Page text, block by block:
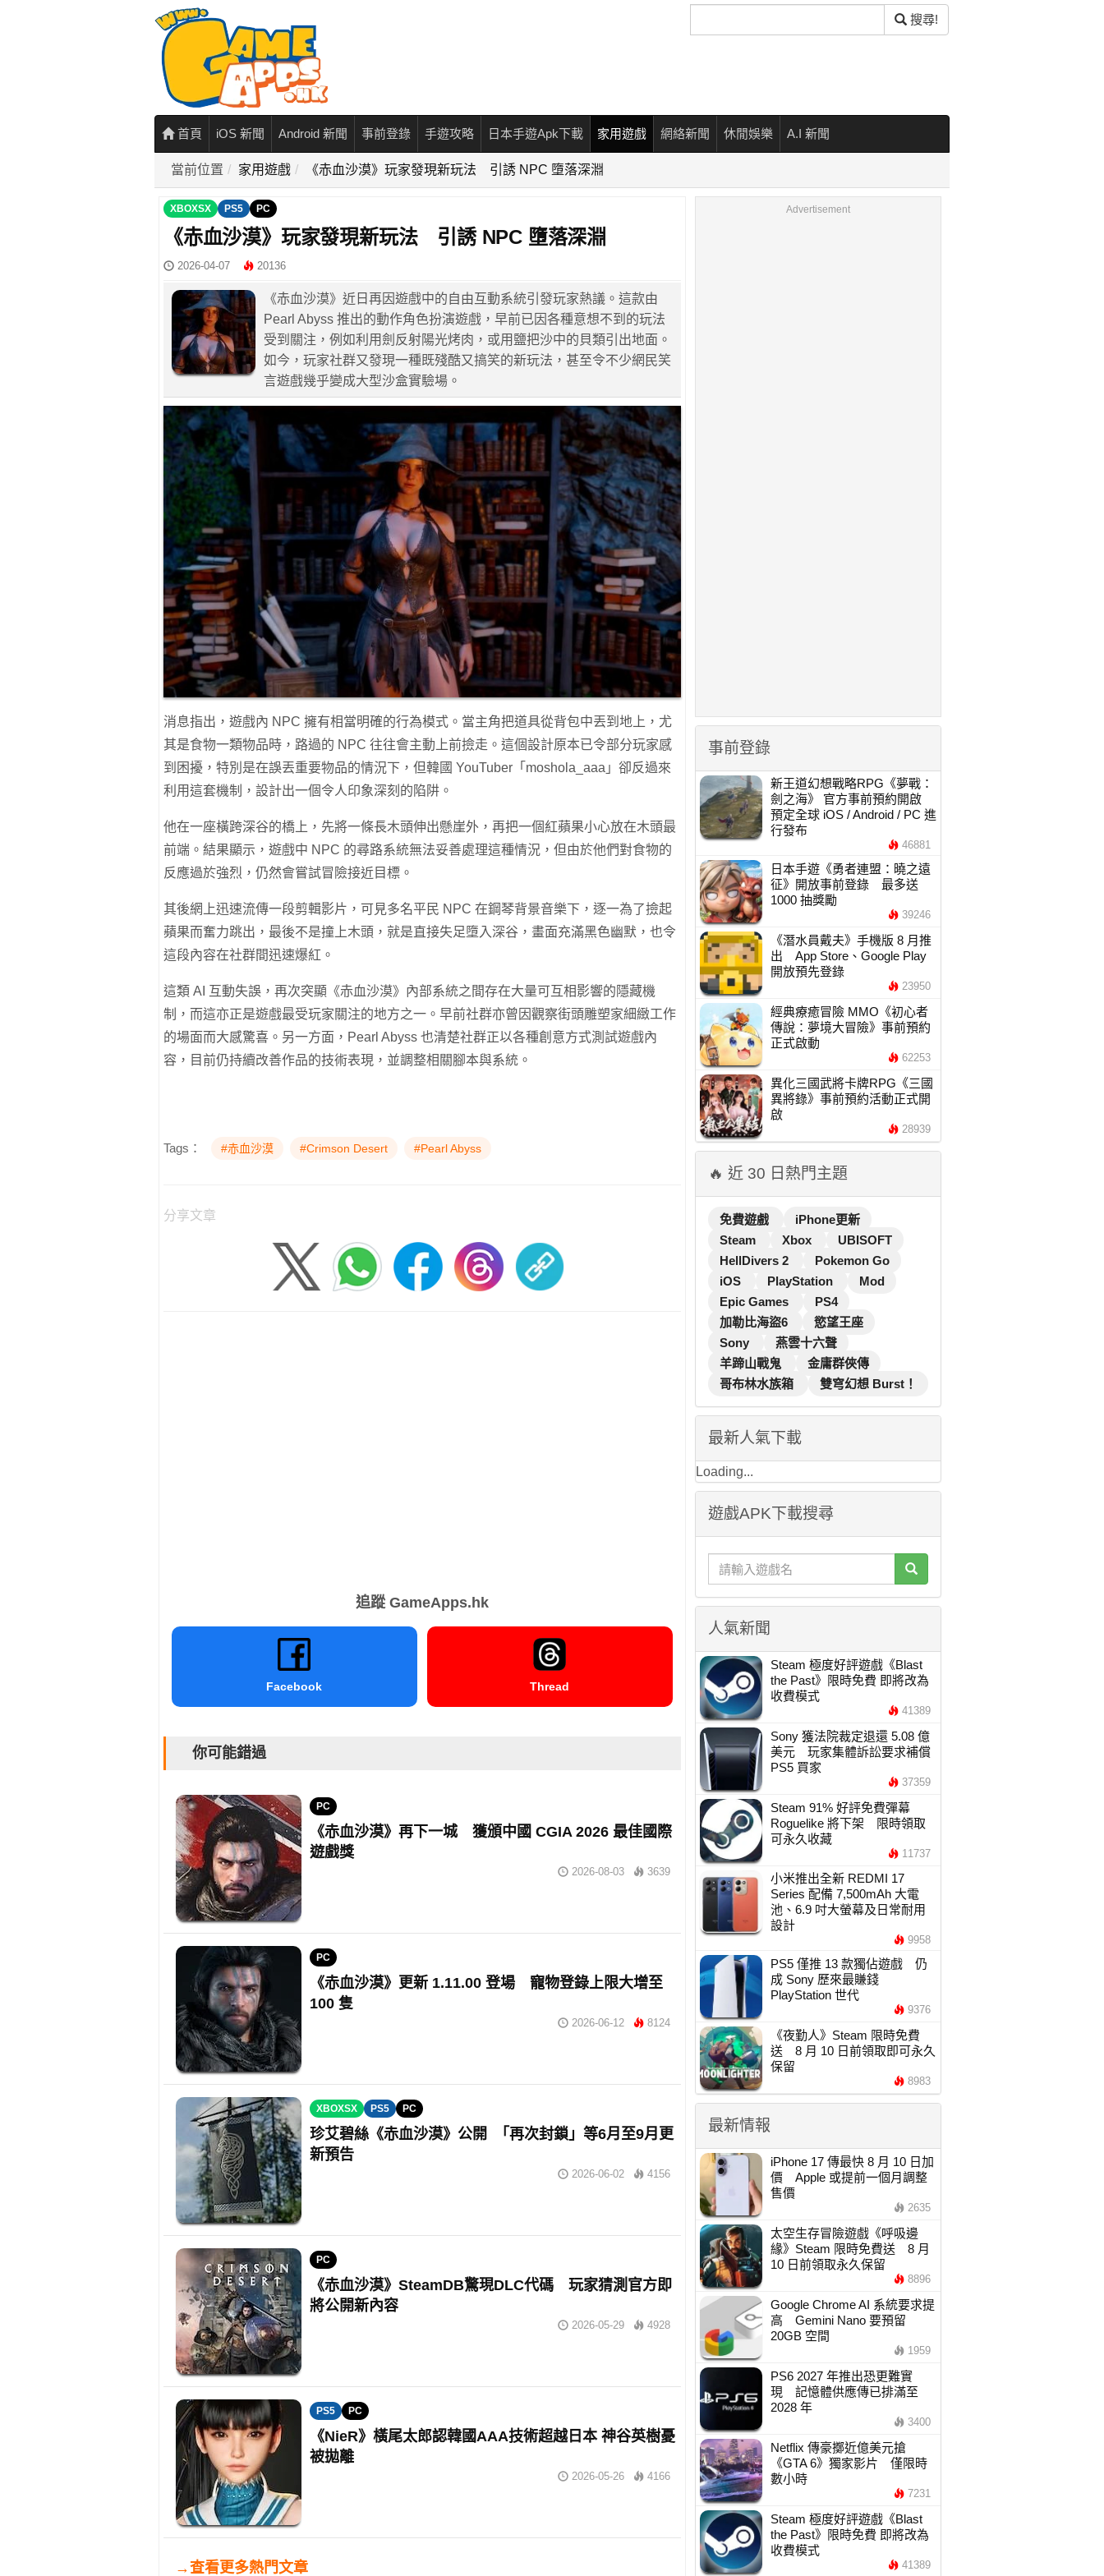
尋
搜尋!
首頁 iOS 新聞 Android 新聞 事前登錄 手遊攻略 日本手遊Apk下載 家用遊戲 網絡新聞 休閒娛樂 A.I 新聞
當前位置 家用遊戲 《赤血沙漠》玩家發現新玩法 引誘 NPC 墮落深淵
XBOXSX PS5 PC
《赤血沙漠》玩家發現新玩法 引誘 NPC 墮落深淵
2026-04-07 20136
《赤血沙漠》近日再因遊戲中的自由互動系統引發玩家熱議。這款由
Pearl Abyss 推出的動作角色扮演遊戲，早前已因各種意想不到的玩法
受到關注，例如利用劍反射陽光烤肉，或用鹽把沙中的貝類引出地面。
如今，玩家社群又發現一種既殘酷又搞笑的新玩法，甚至令不少網民笑
言遊戲幾乎變成大型沙盒實驗場。
消息指出，遊戲內 NPC 擁有相當明確的行為模式。當主角把道具從背包中丟到地上，尤
其是食物一類物品時，路過的 NPC 往往會主動上前撿走。這個設計原本已令部分玩家感
到困擾，特別是在誤丟重要物品的情況下，但韓國 YouTuber「moshola_aaa」卻反過來
利用這套機制，設計出一個令人印象深刻的陷阱。
他在一座橫跨深谷的橋上，先將一條長木頭伸出懸崖外，再把一個紅蘋果小心放在木頭最
前端。結果顯示，遊戲中 NPC 的尋路系統無法妥善處理這種情況，但由於他們對食物的
反應過於強烈，仍然會嘗試冒險接近目標。
其後網上迅速流傳一段剪輯影片，可見多名平民 NPC 在鋼琴背景音樂下，逐一為了撿起
蘋果而奮力跳出，最後不是撞上木頭，就是直接失足墮入深谷，畫面充滿黑色幽默，也令
這段內容在社群間迅速爆紅。
這類 AI 互動失誤，再次突顯《赤血沙漠》內部系統之間存在大量可互相影響的隱藏機
制，而這亦正是遊戲最受玩家關注的地方之一。早前社群亦曾因觀察街頭雕塑家細緻工作
的場面而大感驚喜。另一方面，Pearl Abyss 也清楚社群正以各種創意方式測試遊戲內
容，目前仍持續改善作品的技術表現，並調整相關腳本與系統。
Tags： #赤血沙漠 #Crimson Desert #Pearl Abyss
分享文章
追蹤 GameApps.hk
Facebook Thread
你可能錯過
PC
《赤血沙漠》再下一城 獲頒中國 CGIA 2026 最佳國際
遊戲獎
2026-08-03 3639
PC
《赤血沙漠》更新 1.11.00 登場 寵物登錄上限大增至
100 隻
2026-06-12 8124
XBOXSX PS5 PC
珍艾碧絲《赤血沙漠》公開 「再次封鎖」等6月至9月更
新預告
2026-06-02 4156
PC
《赤血沙漠》SteamDB驚現DLC代碼 玩家猜測官方即
將公開新內容
2026-05-29 4928
PS5 PC
《NieR》橫尾太郎認韓國AAA技術超越日本 神谷英樹憂
被拋離
2026-05-26 4166
→查看更多熱門文章
Advertisement
事前登錄
新王道幻想戰略RPG《夢戰：
劍之海》 官方事前預約開啟
預定全球 iOS / Android / PC 進
行發布
46881
日本手遊《勇者連盟：曉之遠
征》開放事前登錄 最多送
1000 抽獎勵
39246
《潛水員戴夫》手機版 8 月推
出 App Store、Google Play
開放預先登錄
23950
經典療癒冒險 MMO《初心者
傳說：夢境大冒險》事前預約
正式啟動
62253
異化三國武將卡牌RPG《三國
異將錄》事前預約活動正式開
啟
28939
🔥 近 30 日熱門主題
免費遊戲
iPhone更新
Steam
Xbox
UBISOFT
HellDivers 2
Pokemon Go
iOS
PlayStation
Mod
Epic Games
PS4
加勒比海盜6
慾望王座
Sony
燕雲十六聲
羊蹄山戰鬼
金庸群俠傳
哥布林水族箱
雙穹幻想 Burst！
最新人氣下載
Loading...
遊戲APK下載搜尋
人氣新聞
Steam 極度好評遊戲《Blast
the Past》限時免費 即將改為
收費模式
41389
Sony 獲法院裁定退還 5.08 億
美元 玩家集體訴訟要求補償
PS5 買家
37359
Steam 91% 好評免費彈幕
Roguelike 將下架 限時領取
可永久收藏
11737
小米推出全新 REDMI 17
Series 配備 7,500mAh 大電
池、6.9 吋大螢幕及日常耐用
設計
9958
PS5 僅推 13 款獨佔遊戲 仍
成 Sony 歷來最賺錢
PlayStation 世代
9376
《夜勤人》Steam 限時免費
送 8 月 10 日前領取即可永久
保留
8983
最新情報
iPhone 17 傳最快 8 月 10 日加
價 Apple 或提前一個月調整
售價
2635
太空生存冒險遊戲《呼吸邊
緣》Steam 限時免費送 8 月
10 日前領取永久保留
8896
Google Chrome AI 系統要求提
高 Gemini Nano 要預留
20GB 空間
1959
PS6 2027 年推出恐更難實
現 記憶體供應傳已排滿至
2028 年
3400
Netflix 傳豪擲近億美元搶
《GTA 6》獨家影片 僅限時
數小時
7231
Steam 極度好評遊戲《Blast
the Past》限時免費 即將改為
收費模式
41389